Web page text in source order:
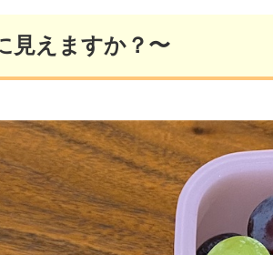
見えますか？〜